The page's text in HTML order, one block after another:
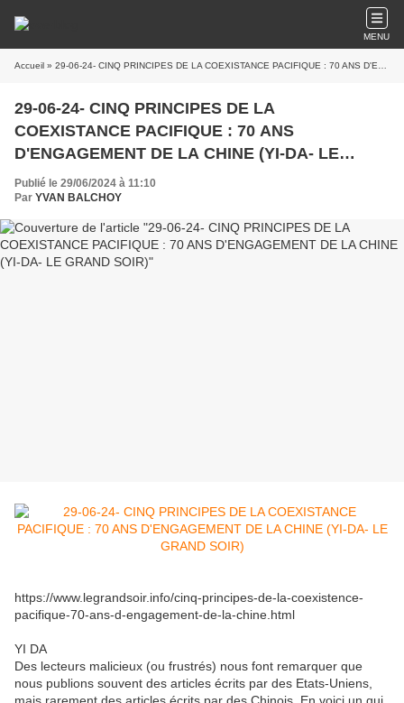
MENU
Accueil » 29-06-24- CINQ PRINCIPES DE LA COEXISTANCE PACIFIQUE : 70 ANS D'ENGAGEMENT DE LA CHINE (YI-DA- LE GRAND SOIR)
29-06-24- CINQ PRINCIPES DE LA
COEXISTANCE PACIFIQUE : 70 ANS
D'ENGAGEMENT DE LA CHINE (YI-DA- LE
GRAND SOIR)
Publié le 29/06/2024 à 11:10
Par YVAN BALCHOY
https://www.legrandsoir.info/cinq-principes-de-la-coexistence-
pacifique-70-ans-d-engagement-de-la-chine.html
YI DA
Des lecteurs malicieux (ou frustrés) nous font remarquer que
nous publions souvent des articles écrits par des Etats-Uniens,